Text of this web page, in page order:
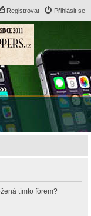
Přihlásit se
Registrovat
tímto fórem?